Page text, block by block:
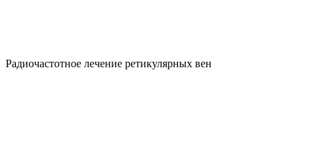
Радиочастотное лечение ретикулярных вен